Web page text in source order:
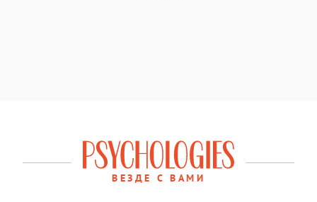
ВЕЗДЕ С ВАМИ